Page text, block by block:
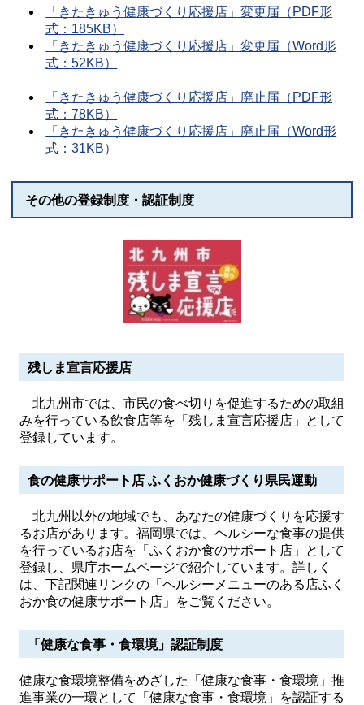
「きたきゅう健康づくり応援店」変更届（PDF形
式：185KB）
「きたきゅう健康づくり応援店」変更届（Word形
式：52KB）
「きたきゅう健康づくり応援店」廃止届（PDF形
式：78KB）
「きたきゅう健康づくり応援店」廃止届（Word形
式：31KB）
その他の登録制度・認証制度
残しま宣言応援店
北九州市では、市民の食べ切りを促進するための取組
みを行っている飲食店等を「残しま宣言応援店」として
登録しています。
食の健康サポート店 ふくおか健康づくり県民運動
北九州以外の地域でも、あなたの健康づくりを応援す
るお店があります。福岡県では、ヘルシーな食事の提供
を行っているお店を「ふくおか食のサポート店」として
登録し、県庁ホームページで紹介しています。詳しく
は、下記関連リンクの「ヘルシーメニューのある店ふく
おか食の健康サポート店」をご覧ください。
「健康な食事・食環境」認証制度
健康な食環境整備をめざした「健康な食事・食環境」推
進事業の一環として「健康な食事・食環境」を認証する